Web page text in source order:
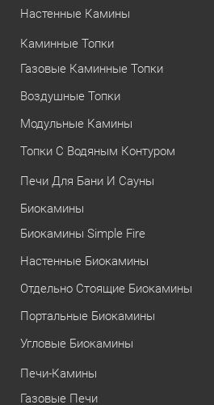
Настенные Камины
Каминные Топки
Газовые Каминные Топки
Воздушные Топки
Модульные Камины
Топки С Водяным Контуром
Печи Для Бани И Сауны
Биокамины
Биокамины Simple Fire
Настенные Биокамины
Отдельно Стоящие Биокамины
Портальные Биокамины
Угловые Биокамины
Печи-Камины
Газовые Печи